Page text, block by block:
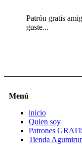
Patrón gratis
guste...
Menú
inicio
Quien soy
Patrones
Tienda